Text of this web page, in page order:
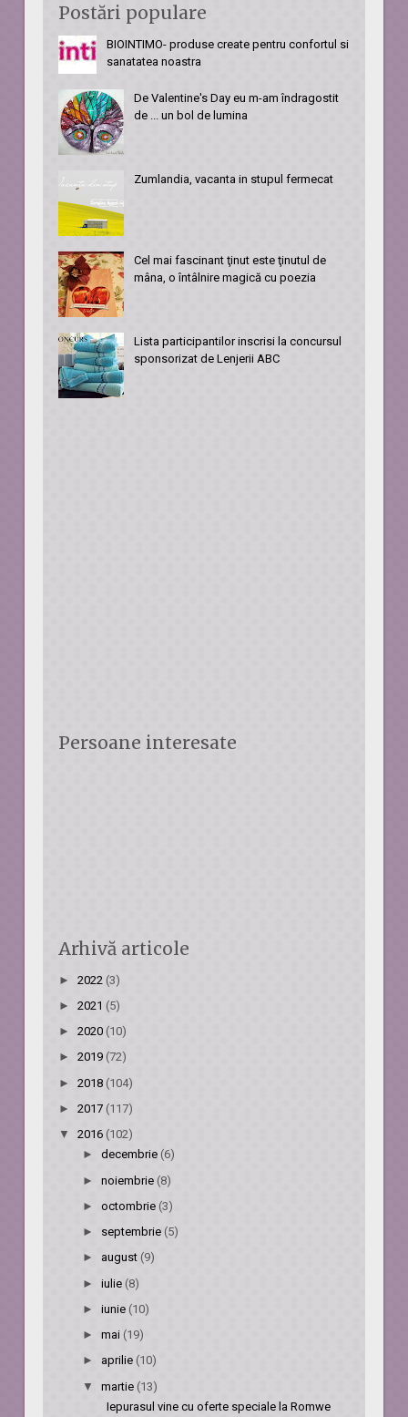
Postări populare
BIOINTIMO- produse create pentru confortul si
sanatatea noastra
De Valentine's Day eu m-am îndragostit
de ... un bol de lumina
Zumlandia, vacanta in stupul fermecat
Cel mai fascinant ţinut este ţinutul de
mâna, o întâlnire magică cu poezia
Lista participantilor inscrisi la concursul
sponsorizat de Lenjerii ABC
Persoane interesate
Arhivă articole
►2022 (3)
►2021(5)
►2020 (10)
►2019 (72)
►2018 (104)
►2017(117)
▼2016 (102)
► decembrie (6)
► noiembrie (8)
► octombrie (3)
► septembrie (5)
► august (9)
► iulie (8)
► iunie (10)
► mai (19)
► aprilie (10)
▼ martie (13)
Iepurasul vine cu oferte speciale la Romwe